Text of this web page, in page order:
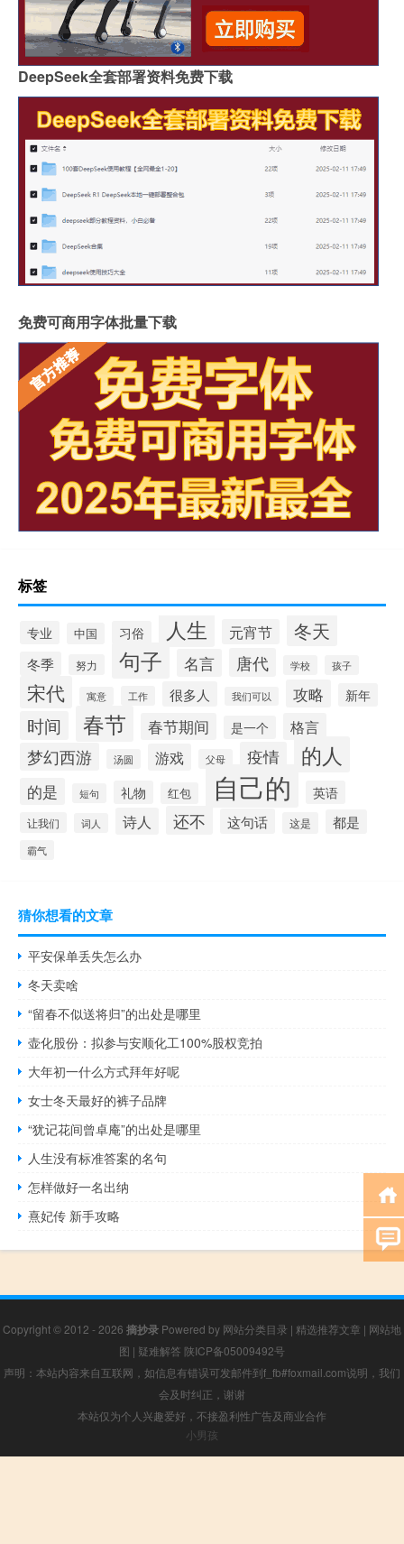
DeepSeek全套部署资料免费下载
免费可商用字体批量下载
标签
专业 中国 习俗 人生 元宵节 冬天
冬季 努力 句子 名言 唐代 学校 孩子
宋代 寓意 工作 很多人 我们可以 攻略 新年
时间 春节 春节期间 是一个 格言
梦幻西游 汤圆 游戏 父母 疫情 的人
的是 短句 礼物 红包 自己的 英语
让我们 词人 诗人 还不 这句话 这是 都是
霸气
猜你想看的文章
平安保单丢失怎么办
冬天卖啥
“留春不似送将归”的出处是哪里
壶化股份：拟参与安顺化工100%股权竞拍
大年初一什么方式拜年好呢
女士冬天最好的裤子品牌
“犹记花间曾卓庵”的出处是哪里
人生没有标准答案的名句
怎样做好一名出纳
熹妃传 新手攻略
Copyright © 2012 - 2026 摘抄录 Powered by 网站分类目录 | 精选推荐文章 | 网站地
图 | 疑难解答 陕ICP备05009492号
声明：本站内容来自互联网，如信息有错误可发邮件到f_fb#foxmail.com说明，我们
会及时纠正，谢谢
本站仅为个人兴趣爱好，不接盈利性广告及商业合作
小男孩